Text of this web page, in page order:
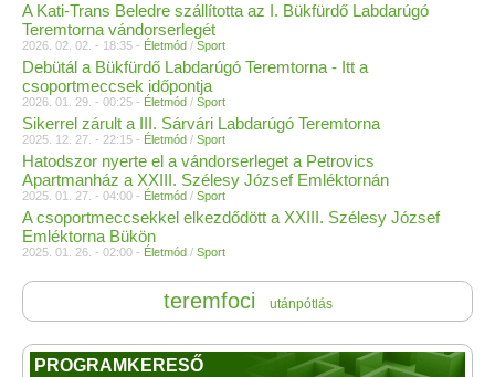
A Kati-Trans Beledre szállította az I. Bükfürdő Labdarúgó
Teremtorna vándorserlegét
2026. 02. 02. - 18:35 - Életmód / Sport
Debütál a Bükfürdő Labdarúgó Teremtorna - Itt a
csoportmeccsek időpontja
2026. 01. 29. - 00:25 - Életmód / Sport
Sikerrel zárult a III. Sárvári Labdarúgó Teremtorna
2025. 12. 27. - 22:15 - Életmód / Sport
Hatodszor nyerte el a vándorserleget a Petrovics
Apartmanház a XXIII. Szélesy József Emléktornán
2025. 01. 27. - 04:00 - Életmód / Sport
A csoportmeccsekkel elkezdődött a XXIII. Szélesy József
Emléktorna Bükön
2025. 01. 26. - 02:00 - Életmód / Sport
teremfoci utánpótlás
PROGRAMKERESŐ